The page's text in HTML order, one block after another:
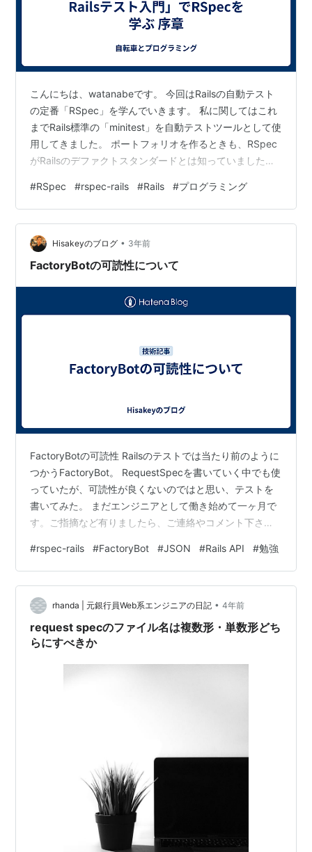
こんにちは、watanabeです。 今回はRailsの自動テスト
の定番「RSpec」を学んでいきます。 私に関してはこれ
までRails標準の「minitest」を自動テストツールとして使
用してきました。 ポートフォリオを作るときも、RSpec
がRailsのデファクトスタンダードとは知っていました
ました。 Railsを採用している企業ではRSpecを使ってい
ることがほとんどなので学ばない道はないかなーという
感じで学習することに決めました。 教材 RSpecの教材と
しては定番？の「Everyday Rails - RSpecによるRail…
#RSpec #rspec-rails #Rails #プログラミング
Hisakeyのブログ • 3年前
FactoryBotの可読性について
FactoryBotの可読性 Railsのテストでは当たり前のように
つかうFactoryBot。 RequestSpecを書いていく中でも使
っていたが、可読性が良くないのではと思い、テストを
書いてみた。 まだエンジニアとして働き始めて一ヶ月で
す。ご指摘など有りましたら、ご連絡やコメント下さ
側の受け取るテストを書いていく。 Rails側でjsonデータ
を受け取り、正しい挙動を示すのかどうかを判断するテ
スト FactoryBotを使って、定義する よくやる定義
FactoryBotを定義して、Rspecのテストで使う
Factory.def…
#rspec-rails #FactoryBot #JSON #Rails API #勉強
rhanda | 元銀行員Web系エンジニアの日記 • 4年前
request specのファイル名は複数形・単数形どち
らにすべきか